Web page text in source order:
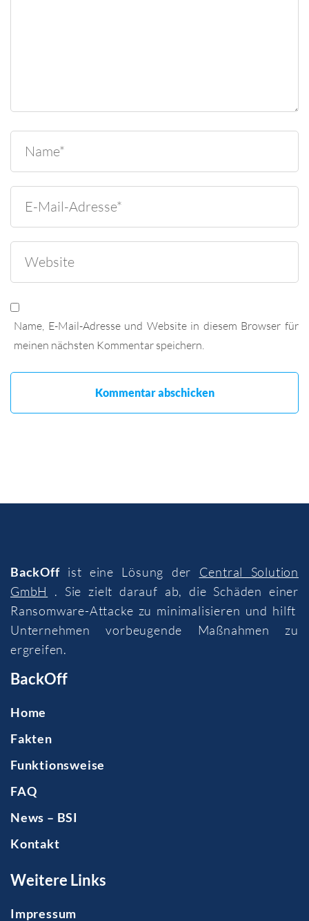
Name, E-Mail-Adresse und Website in diesem Browser für
meinen nächsten Kommentar speichern.
BackOffist eine Lösung der Central Solution
GmbH
. Sie zielt darauf ab, die Schäden einer
Ransomware-Attacke zu minimalisieren und hilft
Unternehmen vorbeugende Maßnahmen zu
ergreifen.
BackOff
Home
Fakten
Funktionsweise
FAQ
News – BSI
Kontakt
Weitere Links
Impressum